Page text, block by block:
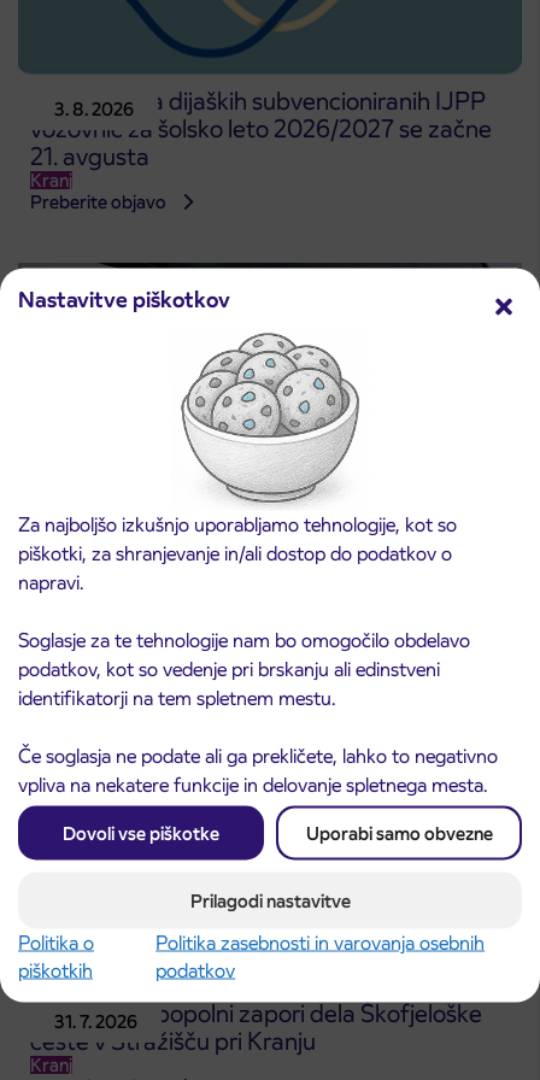
Nastavitve piškotkov
Za najboljšo izkušnjo uporabljamo tehnologije, kot so
piškotki, za shranjevanje in/ali dostop do podatkov o
napravi.
Soglasje za te tehnologije nam bo omogočilo obdelavo
podatkov, kot so vedenje pri brskanju ali edinstveni
identifikatorji na tem spletnem mestu.
Če soglasja ne podate ali ga prekličete, lahko to negativno
vpliva na nekatere funkcije in delovanje spletnega mesta.
Dovoli vse piškotke Uporabi samo obvezne
Prilagodi nastavitve
Politika o
piškotkih
Politika zasebnosti in varovanja osebnih
podatkov
3. 8. 2026
Predprodaja dijaških subvencioniranih IJPP
vozovnic za šolsko leto 2026/2027 se začne
21. avgusta
Kranj
Preberite objavo
3. 8. 2026
Obvestilo o popolni zapori ceste
ČEŠNJEVEK – TRATA
Preberite objavo
31. 7. 2026
Obvestilo o popolni zapori dela Škofjeloške
ceste v Stražišču pri Kranju
Kranj